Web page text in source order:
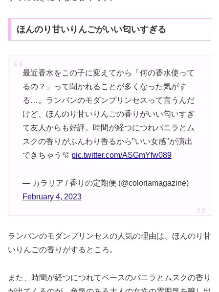
ほんのり甘いりんごがいい匂いすぎる
最近香水をこの子に変えてから「何の香水使って
るの？」って聞かれることが多くなった気がす
る…。ランバンのモダンプリンセスって言うんだ
けど、ほんのり甘いりんごの香りがいい匂いすぎ
て友人からも好評。時間が経つにつれバニラとム
スクの香りがふんわり香るから"いい女感"が演出
できちゃう🫧 pic.twitter.com/ASGmYfw089
— カラリア / 香りの定期便 (@coloriamagazine)
February 4, 2023
ランバンのモダンプリンセスの人気の理由は、ほんのり甘
いりんごの香りがするところ。
また、時間が経つにつれてベースのバニラとムスクの香り